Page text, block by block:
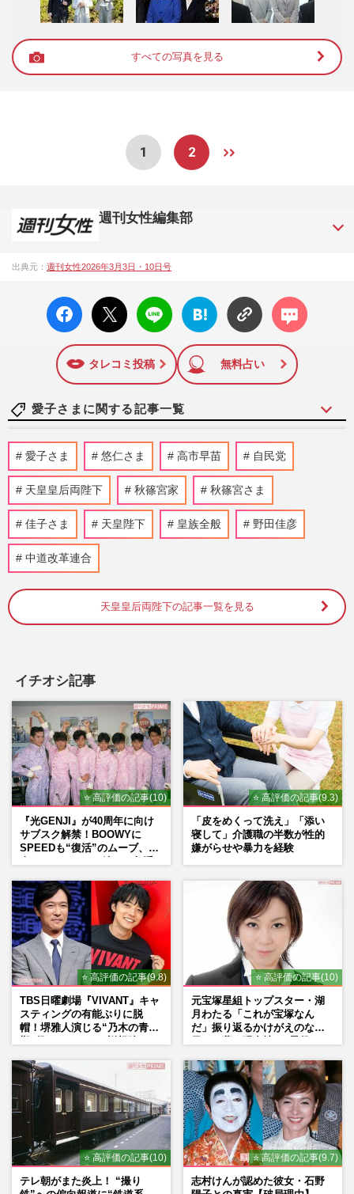
すべての写真を見る
1 2
週刊女性編集部
シップや事件、皇室の話題、感動ドキュメント、美容・健
12日号で「眞子さま嫁ぎ先の“義母”が抱える400万円超の“借金
トラブル”」報道をスクープ。この一報から約2か月後、宮内庁
は結婚延期を発表。同記事は2018年の「編集者が選ぶ雑誌ジ
ャーナリズム賞」大賞を受賞した。毎週火曜日発売。
出典元： 週刊女性2026年3月3日・10日号
facebo
ok い
X ポス
ト
LINE
はてな
ブック
に追加
コメン
ト
タレコミ投稿 無料占い
愛子さまに関する記事一覧
《佳子さまの歩み》皇室典範改正案の成立
に天皇陛下、愛子さまらの考えは？疑問が
渦巻く中、秋篠宮さまに期…
週刊女性2026年8月11日号
《愛子さまの未来は》皇室典範改正に「拙
週刊女性2026年8月11日号 2026/7/30
天皇ご一家が2年連続ご着用、愛子さま
の“5500円かりゆし” 製造元が明かす驚き
の反響「まさかうちの商品と…
週刊女性PRIME 2026/7/23
雅子さまと愛子さま、「かりゆしリンクコ
ーデ」で那須へ… “時差を超えた”W杯同
時観戦の裏話も披露
愛子さま 悠仁さま 高市早苗 自民党
天皇皇后両陛下 秋篠宮家 秋篠宮さま
佳子さま 天皇陛下 皇族全般 野田佳彦
中道改革連合
天皇皇后両陛下の記事一覧を見る
イチオシ記事
⭐ 高評価の記事(10)
『光GENJI』が40周年に向け
サブスク解禁！BOOWYに
SPEEDも“復活”のムーブ、本
⭐ 高評価の記事(9.3)
「皮をめくって洗え」「添い
寝して」介護職の半数が性的
嫌がらせや暴力を経験
⭐ 高評価の記事(9.8)
TBS日曜劇場『VIVANT』キャ
スティングの有能ぶりに脱
帽！堺雅人演じる“乃木の青年
マン長男・櫻井海音だった
⭐ 高評価の記事(10)
元宝塚星組トップスター・湖
月わたる「これが宝塚なん
だ」振り返るかけがえのない
⭐ 高評価の記事(10)
テレ朝がまた炎上！ “撮り
⭐ 高評価の記事(9.7)
志村けんが認めた彼女・石野